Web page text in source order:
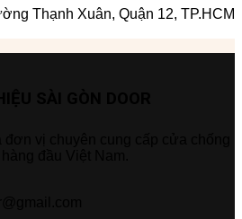
Thạnh Xuân, Quận 12, TP.HCM